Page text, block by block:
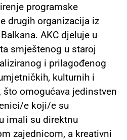
programske
drugih organizacija iz
AKC djeluje u
smještenog u staroj
i prilagođenog
kulturnih i
što omogućava jedinstven
e koji/e su
imali su direktnu
zajednicom, a kreativni